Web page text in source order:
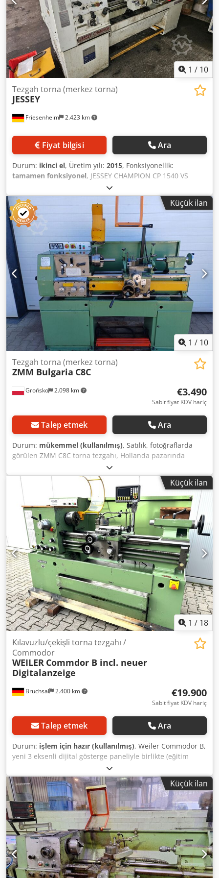
Teknik Özellikler Marka: Weiler Tip: Condor B İmalat Yılı:
1996 Punta yüksekliği: 165 mm Punta mesafesi: 750 mm
Mil deliği: 40 mm Yatak üzerinde dönme çapı: 330 mm
Kaydırmalı kızak üzerinde dönme çapı: 185 mm Mil devir
sayısı: 45 - 2800 devir/dakika Boyuna ilerleme: 0,015 – 3,7
mm/devir Metrik diş aralığı: 0,18 - 28 mm Tahrik motoru:
1,5 / 3 kW Ölçüler (UxGxY): yaklaşık 1,83 x 0,90 x 1,30 m
Ağırlık: yaklaşık 1020 kg
1 / 10
Friesenheim 2.423 km
Tezgah torna (merkez torna)
JESSEY
Fiyat bilgisi Ara
Durum: ikinci el, Üretim yılı: 2015, Fonksiyonellik:
tamamen fonksiyonel, JESSEY CHAMPION CP 1540 VS
Kızaklı ve Vida Miline Sahip Torna Tezgahı Üretici: Jessey
Tip: Champion CP 1540 VS Üretim Yılı: 2015 Durumu: İkinci
el Teslimat Kapsamı: - Soğutma sistemi - Tezgah lambası -
Tezgah ayakları Dsdpszminuefx Amueck - Belgeler -
Penseler - Dijital gösterge - MultiFix B Ek bilgiler talep
üzerine sağlanacaktır.
Küçük ilan
1 / 10
Grońsko 2.098 km
Tezgah torna (merkez torna)
ZMM Bulgaria C8C
€3.490
Sabit fiyat KDV hariç
Talep etmek Ara
Durum: mükemmel (kullanılmış), Satılık, fotoğraflarda
görülen ZMM C8C torna tezgahı, Hollanda pazarında
Huvema markası altında satılmıştır. Makine, üretildiği
tarihten itibaren okul atölyelerinde kullanılmıştır.
Makinenin durumu çok iyidir. Yerinde makine yüklemesi
sağlanır. Tornalama testleri, 0.2 uç yarıçapına sahip VCGT
uç ile yapılmıştır. 160 mm Bison aynası, ayrılabilir
çenelerle Torna boyu: 750 mm Torna çapı: 320 mm Destek
üzerinde torna çapı: 190 mm Fener mili konikliği: MK3
Dodpfxoy Rq Uto Amuock Devir aralığı: 85-2000 rpm 12
adet mil devir hızı
Küçük ilan
1 / 18
Bruchsal 2.400 km
Kılavuzlu/çekişli torna tezgahı /
Commodor
WEILER Commdor B incl. neuer
Digitalanzeige
€19.900
Sabit fiyat KDV hariç
Talep etmek Ara
Durum: işlem için hazır (kullanılmış), Weiler Commodor B,
yeni 3 eksenli dijital gösterge paneliyle birlikte (eğitim
kurumundan) -GS etiketi -Üç eksenli dijital gösterge paneli
– "YENİ" -Tepe yüksekliği 180 mm -Tepe mesafesi 1000 mm
Dcedpfszq Dkljx Amujk -Mil deliği 56 mm -Mil dönüş hızları
15 - 2000 devir/dakika -Otomatik boyuna / enine ilerleme -
Diş çekme / Metrik / İnç / Modül / Diametral-Pitch -Elektrikli
mandren koruması -2x Acil durdurma / Kapatma -Çeşitli
uçlarla Multifix -Dört çeneli mandren - Röhm -Yonga geri
döndürme plakası -Soğutma sıvısı sistemi -Çok iyi
durumda, orijinal haliyle -Belgelendirme Ölçüler: Uzunluk
x Genişlik x Yükseklik 2,3 x 1,2 x 1,7 metre / Ağırlık 1600 kg
Hatalar ve yazım hataları saklıdır.
Küçük ilan